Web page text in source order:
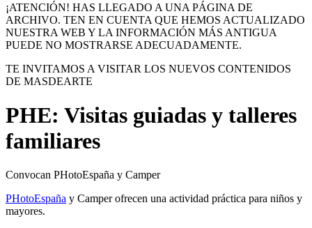
¡ATENCIÓN! HAS LLEGADO A UNA PÁGINA DE
ARCHIVO. TEN EN CUENTA QUE HEMOS ACTUALIZADO
NUESTRA WEB Y LA INFORMACIÓN MÁS ANTIGUA
PUEDE NO MOSTRARSE ADECUADAMENTE.
TE INVITAMOS A VISITAR LOS NUEVOS CONTENIDOS
DE MASDEARTE
PHE: Visitas guiadas y talleres
familiares
Convocan PHotoEspaña y Camper
PHotoEspaña y Camper ofrecen una actividad práctica para niños y
mayores.